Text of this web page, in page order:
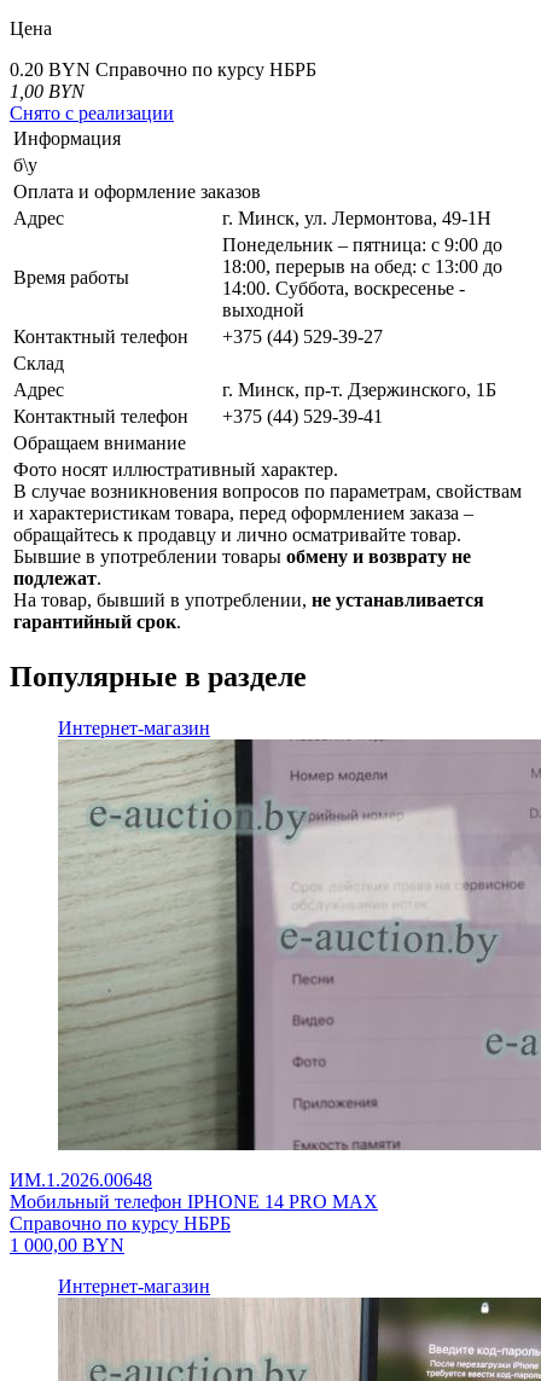
Цена
0.20 BYN Справочно по курсу НБРБ
1,00 BYN
Снято с реализации
Информация
б\у
Оплата и оформление заказов
Адрес
г. Минск, ул. Лермонтова, 49-1Н
Время работы
Понедельник – пятница: с 9:00 до
18:00, перерыв на обед: с 13:00 до
14:00. Суббота, воскресенье -
выходной
Контактный телефон
+375 (44) 529-39-27
Склад
Адрес
г. Минск, пр-т. Дзержинского, 1Б
Контактный телефон
+375 (44) 529-39-41
Обращаем внимание
Фото носят иллюстративный характер.
В случае возникновения вопросов по параметрам, свойствам
и характеристикам товара, перед оформлением заказа –
обращайтесь к продавцу и лично осматривайте товар.
Бывшие в употреблении товары обмену и возврату не
подлежат.
На товар, бывший в употреблении, не устанавливается
гарантийный срок.
Популярные в разделе
Интернет-магазин
ИМ.1.2026.00648
Мобильный телефон IPHONE 14 PRO MAX
Справочно по курсу НБРБ
1 000,00 BYN
Интернет-магазин